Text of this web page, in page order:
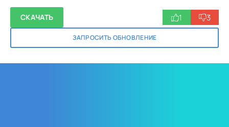
СКАЧАТЬ
ЗАПРОСИТЬ ОБНОВЛЕНИЕ
1 3